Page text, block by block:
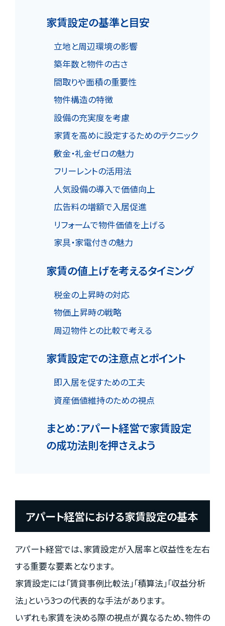
家賃設定の基準と目安
立地と周辺環境の影響
築年数と物件の古さ
間取りや面積の重要性
物件構造の特徴
設備の充実度を考慮
家賃を高めに設定するためのテクニック
敷金・礼金ゼロの魅力
フリーレントの活用法
人気設備の導入で価値向上
広告料の増額で入居促進
リフォームで物件価値を上げる
家具・家電付きの魅力
家賃の値上げを考えるタイミング
税金の上昇時の対応
物価上昇時の戦略
周辺物件との比較で考える
家賃設定での注意点とポイント
即入居を促すための工夫
資産価値維持のための視点
まとめ：アパート経営で家賃設定
の成功法則を押さえよう
アパート経営における家賃設定の基本
アパート経営では、家賃設定が入居率と収益性を左右
する重要な要素となります。
家賃設定には「賃貸事例比較法」「積算法」「収益分析
法」という3つの代表的な手法があります。
いずれも家賃を決める際の視点が異なるため、物件の